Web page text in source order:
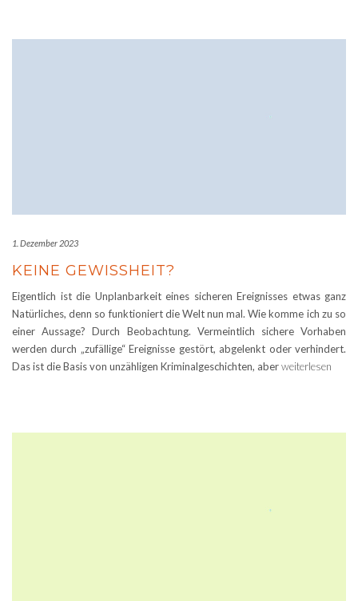
1. Dezember 2023
KEINE GEWISSHEIT?
Eigentlich ist die Unplanbarkeit eines sicheren Ereignisses etwas ganz
Natürliches, denn so funktioniert die Welt nun mal. Wie komme ich zu so
einer Aussage? Durch Beobachtung. Vermeintlich sichere Vorhaben
werden durch „zufällige“ Ereignisse gestört, abgelenkt oder verhindert.
Das ist die Basis von unzähligen Kriminalgeschichten, aberweiterlesen